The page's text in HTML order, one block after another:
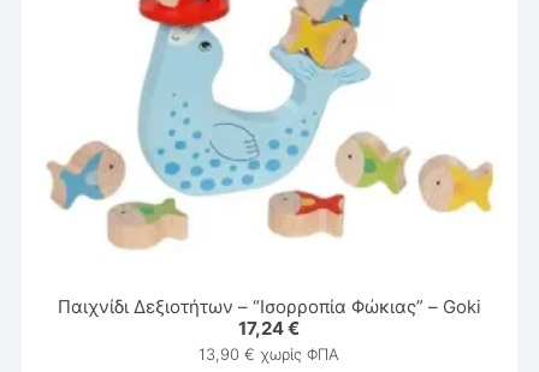
Παιχνίδι Δεξιοτήτων – “Ισορροπία Φώκιας” – Goki
17,24€
13,90€ χωρίς ΦΠΑ